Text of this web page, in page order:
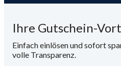
Ihre Gutschein-
Einfach einlösen und sofort
volle Transparenz.